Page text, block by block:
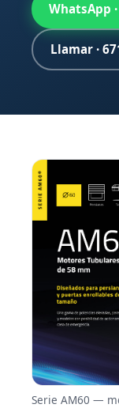
WhatsApp
Llamar ·
Serie AM60 —